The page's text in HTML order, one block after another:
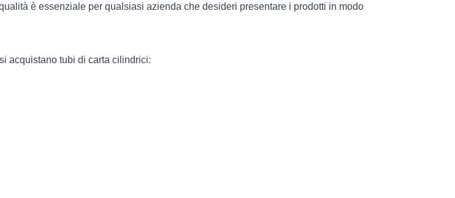
è essenziale per qualsiasi azienda che desideri presentare i prodotti in modo
acquistano tubi di carta cilindrici: